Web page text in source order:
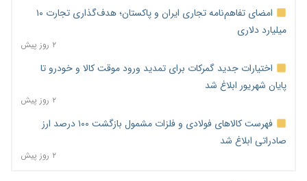
امضای تفاهم‌نامه تجاری ایران و پاکستان؛ هدف‌گذاری تجارت ۱۰
میلیارد دلاری
۲ روز پیش
اختیارات جدید گمرکات برای تمدید ورود موقت کالا و خودرو تا
پایان شهریور ابلاغ شد
۲ روز پیش
فهرست کالاهای فولادی و فلزات مشمول بازگشت ۱۰۰ درصد ارز
صادراتی ابلاغ شد
۲ روز پیش